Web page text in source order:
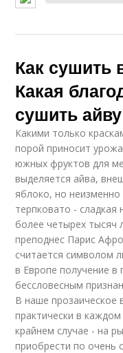
Как сушить
Какая
сушить
Какими только
порой приносит
южных фруктов для
выделяется айва,
яблоко, но неизменно
терпковато - сладкая
более четырех тысяч
преподнес Парис
считается символом
в Европе получение
бессловесным
В наше прозаическое
практически в
крайнем случае - на
приобрести по очень